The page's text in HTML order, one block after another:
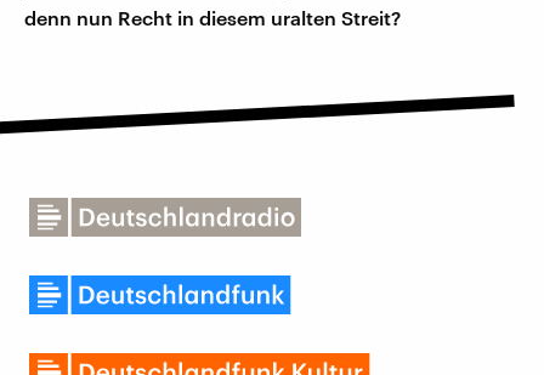
denn nun Recht in diesem uralten Streit?